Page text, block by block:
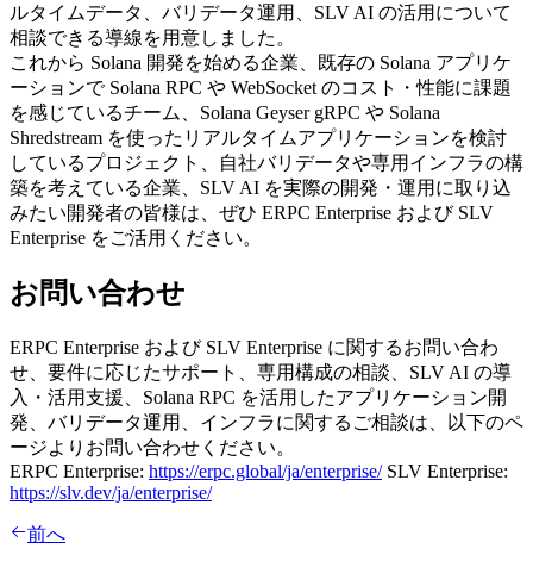
ルタイムデータ、バリデータ運用、SLV AI の活用について
相談できる導線を用意しました。
これから Solana 開発を始める企業、既存の Solana アプリケ
ーションで Solana RPC や WebSocket のコスト・性能に課題
を感じているチーム、Solana Geyser gRPC や Solana
Shredstream を使ったリアルタイムアプリケーションを検討
しているプロジェクト、自社バリデータや専用インフラの構
築を考えている企業、SLV AI を実際の開発・運用に取り込
みたい開発者の皆様は、ぜひ ERPC Enterprise および SLV
Enterprise をご活用ください。
お問い合わせ
ERPC Enterprise および SLV Enterprise に関するお問い合わ
せ、要件に応じたサポート、専用構成の相談、SLV AI の導
入・活用支援、Solana RPC を活用したアプリケーション開
発、バリデータ運用、インフラに関するご相談は、以下のペ
ージよりお問い合わせください。
ERPC Enterprise: https://erpc.global/ja/enterprise/SLV Enterprise:
https://slv.dev/ja/enterprise/
前へ